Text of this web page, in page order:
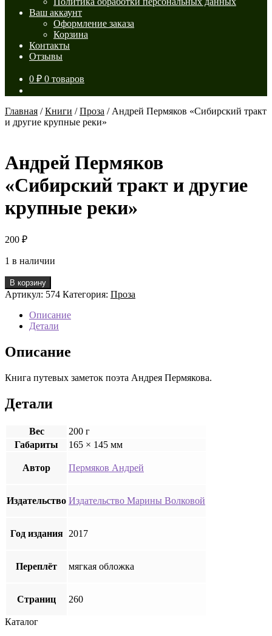
Ваш аккаунт
Оформление заказа
Корзина
Контакты
Отзывы
0 ₽ 0 товаров
Главная /Книги /Проза / Андрей Пермяков «Сибирский тракт
и другие крупные реки»
Андрей Пермяков
«Сибирский тракт и другие
крупные реки»
200 ₽
1 в наличии
Количество
товара
Андрей
Пермяков
«Сибирский
и
другие
реки»
В корзину
Артикул: 574 Категория: Проза
Описание
Детали
Описание
Книга путевых заметок поэта Андрея Пермякова.
Детали
Вес
200 г
Габариты
165 × 145 мм
Автор Пермяков Андрей
Издательство Издательство Марины Волковой
Год издания 2017
Переплёт мягкая обложка
Страниц 260
Каталог